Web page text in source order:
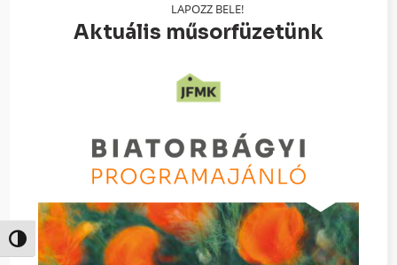
Nagy kontraszt váltása
LAPOZZ BELE!
Aktuális műsorfüzetünk